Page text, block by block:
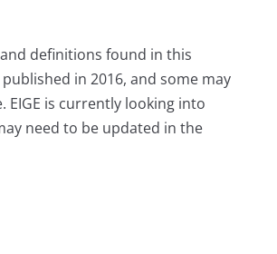
definitions found in this
in 2016, and some may
EIGE is currently looking into
need to be updated in the